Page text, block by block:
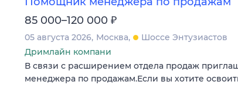
85 000–120 000 ₽
05 августа 2026 Москва
Шоссе Энтузиастов
Дримлайн компани
В связи с расширением отдела продаж
менеджера по продажам.Если вы хотите